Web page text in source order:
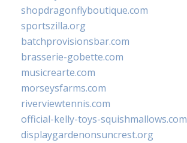
shopdragonflyboutique.com
sportszilla.org
batchprovisionsbar.com
brasserie-gobette.com
musicrearte.com
morseysfarms.com
riverviewtennis.com
official-kelly-toys-squishmallows.com
displaygardenonsuncrest.org